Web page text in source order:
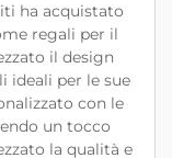
ha acquistato
regali per il
il design
ideali per le sue
con le
un tocco
la qualità e